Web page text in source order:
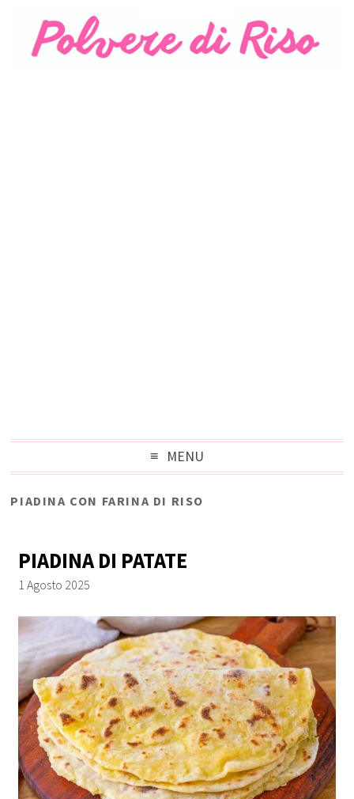
MENU
PIADINA CON FARINA DI RISO
PIADINA DI PATATE
1 Agosto 2025